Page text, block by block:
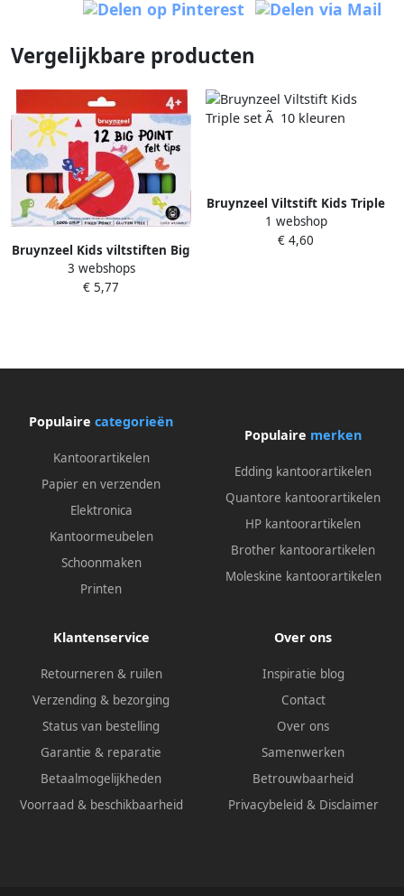
Vergelijkbare producten
Bruynzeel Kids viltstiften Big
Point set van 12 stuks assorti
3 webshops
€ 5,77
Bruynzeel Viltstift Kids Triple
set Ã 10 kleuren
1 webshop
€ 4,60
Populaire categorieën
Kantoorartikelen
Papier en verzenden
Elektronica
Kantoormeubelen
Schoonmaken
Printen
Populaire merken
Edding kantoorartikelen
Quantore kantoorartikelen
HP kantoorartikelen
Brother kantoorartikelen
Moleskine kantoorartikelen
Klantenservice
Retourneren & ruilen
Verzending & bezorging
Status van bestelling
Garantie & reparatie
Betaalmogelijkheden
Voorraad & beschikbaarheid
Over ons
Inspiratie blog
Contact
Over ons
Samenwerken
Betrouwbaarheid
Privacybeleid & Disclaimer